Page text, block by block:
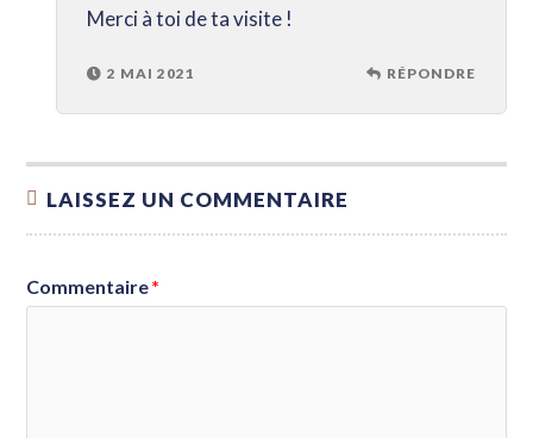
Merci à toi de ta visite !
2 MAI 2021 RÉPONDRE
LAISSEZ UN COMMENTAIRE
Commentaire*